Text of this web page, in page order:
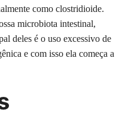
como clostridioide.
microbiota intestinal,
deles é o uso excessivo de
e com isso ela começa a